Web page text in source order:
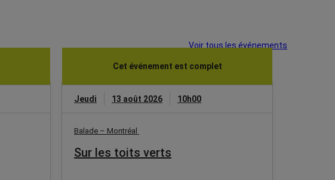
Voir tous les événements
Cet événement est complet
Jeudi 13 août 2026 10h00
Balade – Montréal
Sur les toits verts